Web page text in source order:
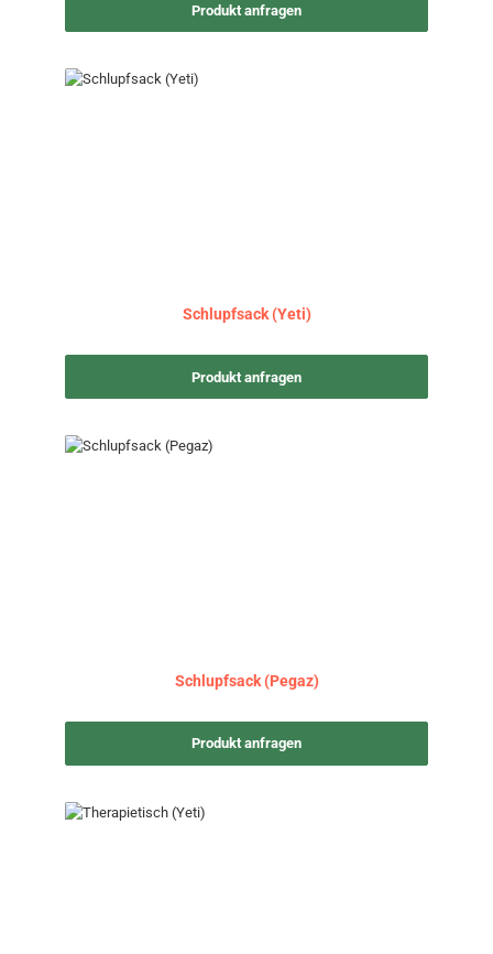
Produkt anfragen
Schlupfsack (Yeti)
Produkt anfragen
Schlupfsack (Pegaz)
Produkt anfragen